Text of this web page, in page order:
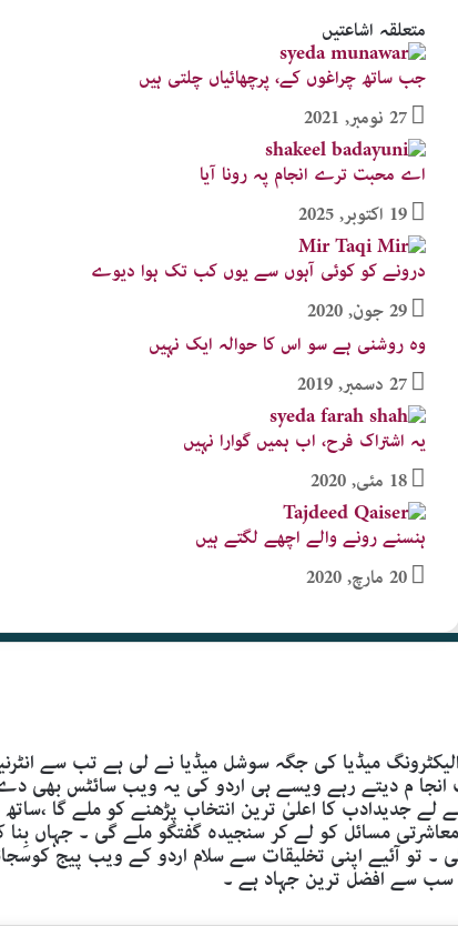
متعلقہ اشاعتیں
جب ساتھ چراغوں کے، پرچھائیاں چلتی ہیں
27 نومبر, 2021
اے محبت ترے انجام پہ رونا آیا
19 اکتوبر, 2025
درونے کو کوئی آہوں سے یوں کب تک ہوا دیوے
29 جون, 2020
وہ روشنی ہے سو اس کا حوالہ ایک نہیں
27 دسمبر, 2019
یہ اشتراک فرح، اب ہمیں گوارا نہیں
18 مئی, 2020
ہنسنے رونے والے اچھے لگتے ہیں
20 مارچ, 2020
میڈیا کی جگہ سوشل میڈیا نے لی ہے تب سے
م دیتے رہے ویسے ہی اردو کی یہ ویب سائٹس بھی دے
جدیدادب کا اعلیٰ ترین انتخاب پڑھنے کو ملے گا
مسائل کو لے کر سنجیدہ گفتگو ملے گی ۔ جہاں
تو آئیے اپنی تخلیقات سے سلام اردو کے ویب پیج
سب سے افضل ترین جہاد ہے ۔